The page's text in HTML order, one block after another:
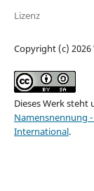
Lizenz
Copyright (c) 2026
Dieses Werk steht
Namensnennung
International.